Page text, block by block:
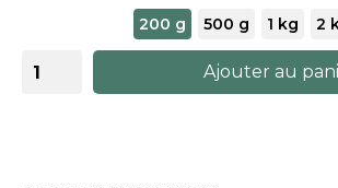
200 g
500 g 1 kg 2
Ajouter au